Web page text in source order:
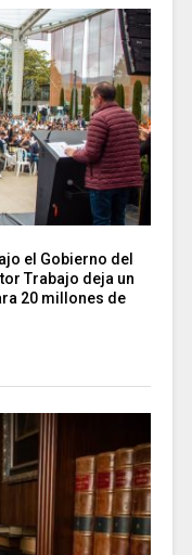
el Gobierno del
Trabajo deja un
20 millones de